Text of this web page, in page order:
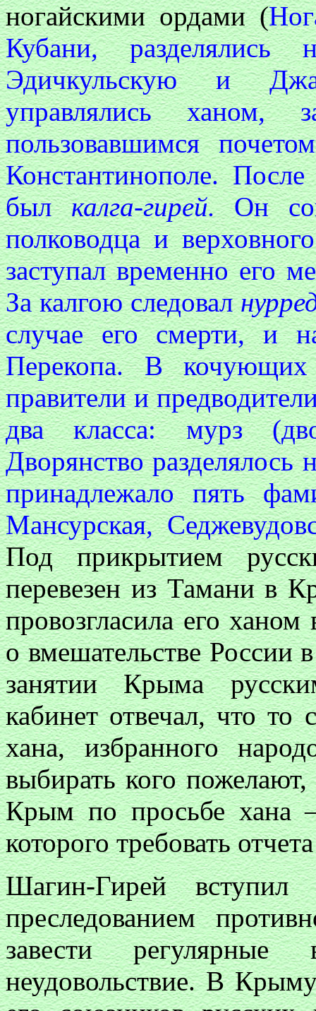
ногайскими ордами (
Кубани,
Эдичкульскую и
управлялись
пользовавшимся
Константинополе.
былкалга-гирей.Он
полководца и
заступал временно его
За калгою следовал
случае его смерти, и
Перекопа. В
правители и
два класса: мурз
Дворянство
принадлежало пять
Мансурская,
Под прикрытием
перевезен из Тамани в
провозгласила его
о вмешательстве России
занятии Крыма
кабинет отвечал, что
хана, избранного
выбирать кого
Крым по просьбе хана
которого требовать
Шагин-Гирей
преследованием
завести регулярные
неудовольствие. В